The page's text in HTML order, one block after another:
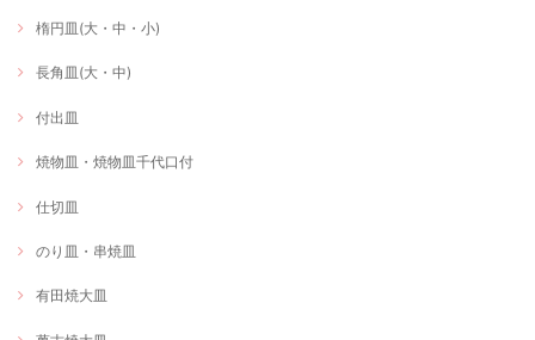
楕円皿(大・中・小)
長角皿(大・中)
付出皿
焼物皿・焼物皿千代口付
仕切皿
のり皿・串焼皿
有田焼大皿